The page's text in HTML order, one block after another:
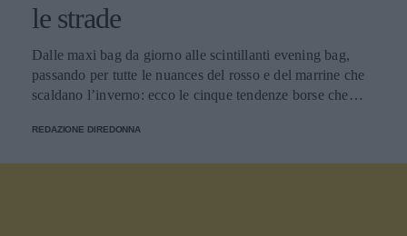
le strade
Dalle maxi bag da giorno alle scintillanti evening bag,
passando per tutte le nuances del rosso e del marrine che
scaldano l’inverno: ecco le cinque tendenze borse che
REDAZIONE DIREDONNA